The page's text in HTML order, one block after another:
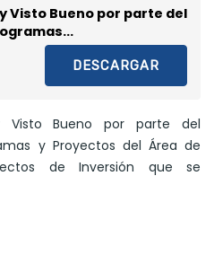
Visto Bueno por parte del
DESCARGAR
Visto Bueno por parte del
y Proyectos del Área de
de Inversión que se